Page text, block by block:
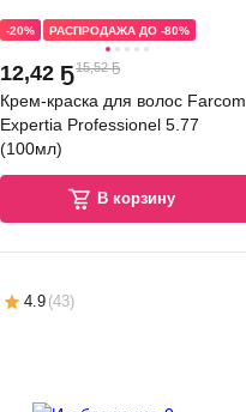
-20% РАСПРОДАЖА ДО -80%
12,42 Ҕ15,52 Ҕ
Крем-краска для волос Farcom
Expertia Professionel 5.77
(100мл)
В корзину
4.9 (43)